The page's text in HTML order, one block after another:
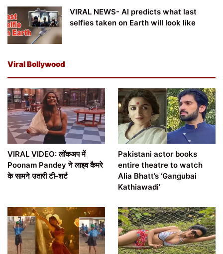
VIRAL NEWS- AI predicts what last
selfies taken on Earth will look like
Viral Bollywood
VIRAL VIDEO: लॉकअप में
Poonam Pandey ने लाइव कैमरे
के सामने उतारी टी-शर्ट
Pakistani actor books
entire theatre to watch
Alia Bhatt’s ‘Gangubai
Kathiawadi’